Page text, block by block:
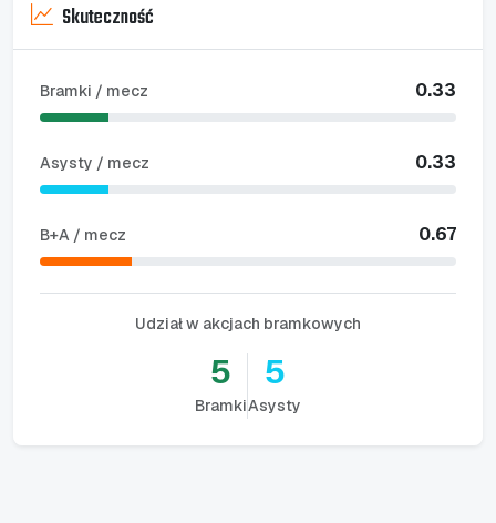
Skuteczność
Bramki / mecz 0.33
Asysty / mecz 0.33
B+A / mecz 0.67
Udział w akcjach bramkowych
5
Bramki
5
Asysty